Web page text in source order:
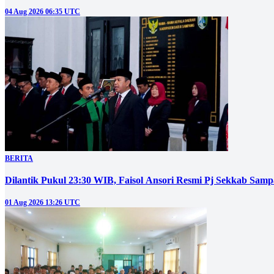
04 Aug 2026 06:35 UTC
BERITA
Dilantik Pukul 23:30 WIB, Faisol Ansori Resmi Pj Sekkab
01 Aug 2026 13:26 UTC